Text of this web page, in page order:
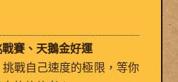
賽、天鵝金好運
戰自己速度的極限，等你